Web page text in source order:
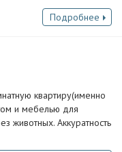
Подробнее
квартиру(именно
и мебелью для
животных. Аккуратность